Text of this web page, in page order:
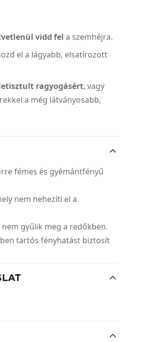
vidd fel a szemhéjra.
el a lágyabb, elsatírozott
ragyogásért, vagy
a még látványosabb,
fémes és gyémántfényű
nem nehezíti el a
gyűlik meg a redőkben.
tartós fényhatást biztosít